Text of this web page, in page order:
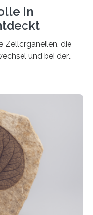
In
Zellorganellen, die
und bei der
Enzyme präzise in
Dr. Ralf Erdmann
einen bislang
des
der Bäckerhefe
der für die
entscheidend ist. Die
in der